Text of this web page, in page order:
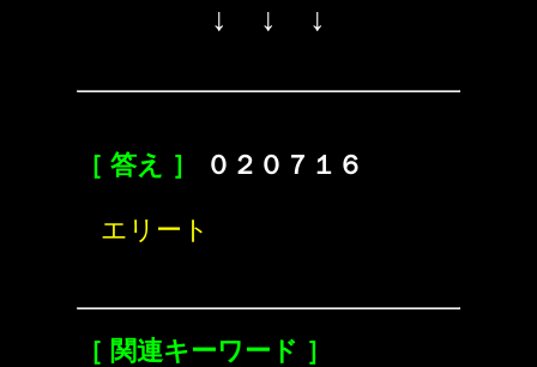
↓ ↓ ↓
［ 答え ］ ０２０７１６
エリート
［ 関連キーワード ］